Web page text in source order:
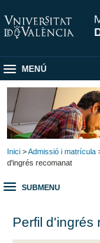
MENÚ
Inici >Admissió i matrícula
d'ingrés recomanat
SUBMENU
Perfil d'ingrés